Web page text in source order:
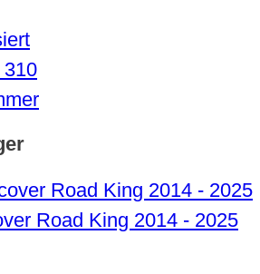
Road King 2014 - 2025